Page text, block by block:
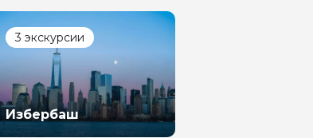
3 экскурсии
Избербаш